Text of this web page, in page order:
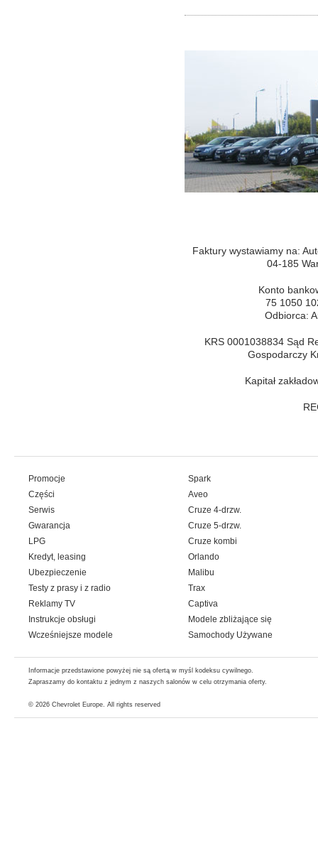
Faktury wystawiamy na:
04-185
Konto
75 1050
Odbiorca:
KRS 0001038834 Sąd
Gospodarczy
Kapitał
Promocje
Części
Serwis
Gwarancja
LPG
Kredyt, leasing
Ubezpieczenie
Testy z prasy i z radio
Reklamy TV
Instrukcje obsługi
Wcześniejsze modele
Spark
Aveo
Cruze 4-drzw.
Cruze 5-drzw.
Cruze kombi
Orlando
Malibu
Trax
Captiva
Modele zbliżające się
Samochody Używane
Informacje przedstawione powyżej nie są ofertą w myśl kodeksu cywilnego.
Zapraszamy do kontaktu z jednym z naszych salonów w celu otrzymania oferty.
© 2026 Chevrolet Europe. All rights reserved